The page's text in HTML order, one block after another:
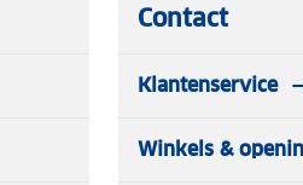
Contact
Klantenservice
Winkels &